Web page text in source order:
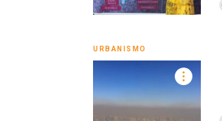
URBANISMO